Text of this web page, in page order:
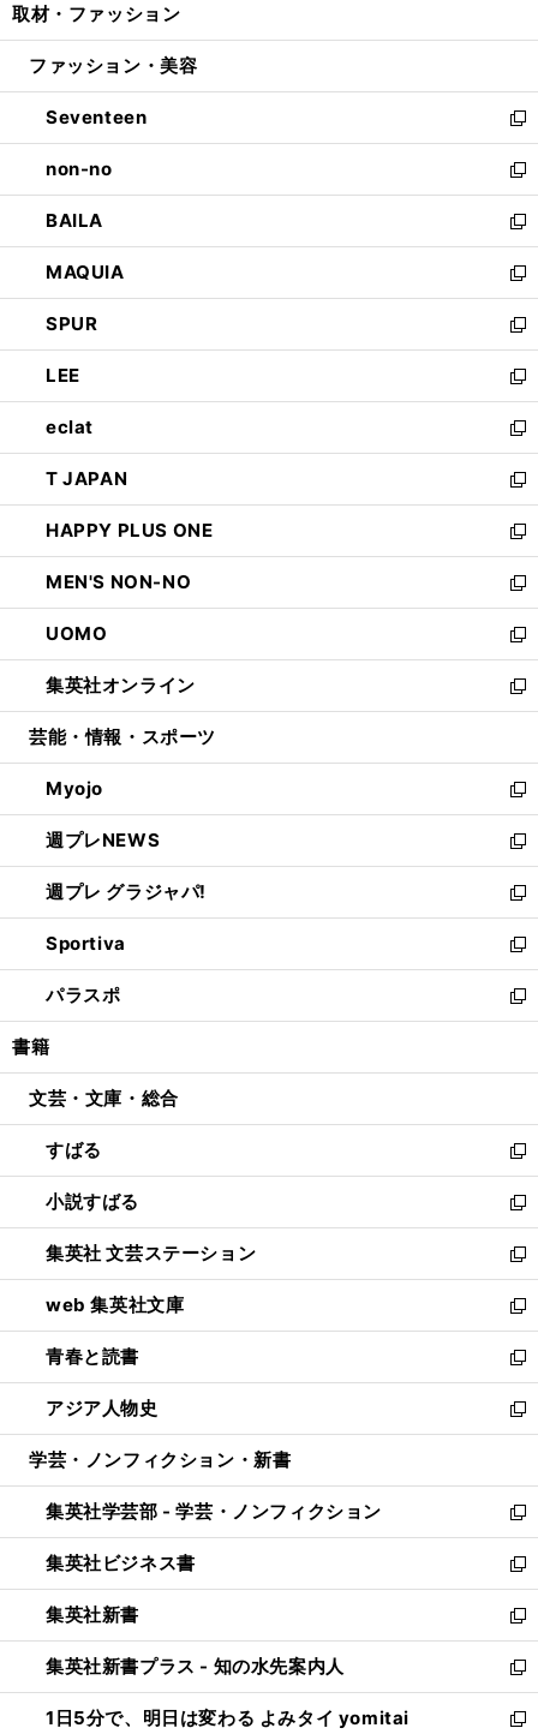
開
ウ
開
く
ン
ウ
で
開
く
ウ
ン
ド
ウ
で
開
く
取材・ファッション
ファッション・美容
Seventeen
新
し
い
ウ
ィ
ン
ド
ウ
で
開
く
non-no
新
し
い
ウ
ィ
ン
ド
ウ
で
開
く
BAILA
新
し
い
ウ
ィ
ン
ド
ウ
で
開
く
MAQUIA
新
し
い
ウ
ィ
ン
ド
ウ
で
開
く
SPUR
新
し
い
ウ
ィ
ン
ド
ウ
で
開
く
LEE
新
し
い
ウ
ィ
ン
ド
ウ
で
開
く
eclat
新
し
い
ウ
ィ
ン
ド
ウ
で
開
く
T JAPAN
新
し
い
ウ
ィ
ン
ド
ウ
で
開
HAPPY PLUS ONE
新
し
い
ウ
ィ
ン
ド
ウ
開
く
MEN'S NON-NO
新
し
い
ウ
ィ
ン
ウ
で
開
く
UOMO
新
し
い
ウ
ン
ド
ウ
で
開
く
集英社オンライン
新
し
ウ
ィ
ン
ド
ウ
で
開
く
芸能・情報・スポーツ
Myojo
新
し
い
ウ
ィ
ン
ド
ウ
で
開
週プレNEWS
新
し
い
ウ
ィ
ン
ド
ウ
開
週プレ グラジャパ!
新
し
い
ウ
ィ
ン
ウ
開
く
Sportiva
新
し
い
ウ
ン
ウ
で
開
く
パラスポ
新
し
ウ
ン
ド
ウ
で
開
く
書籍
文芸・文庫・総合
すばる
新
し
い
ウ
ィ
ン
ド
ウ
で
開
く
小説すばる
新
し
い
ウ
ィ
ン
ド
ウ
で
開
集英社 文芸ステーション
新
し
い
ウ
ィ
ン
ド
ウ
開
く
web 集英社文庫
新
し
い
ウ
ィ
ン
ウ
で
開
く
青春と読書
新
し
い
ウ
ン
ド
ウ
で
開
く
アジア人物史
新
し
ウ
ィ
ン
ド
ウ
で
開
く
学芸・ノンフィクション・新書
集英社学芸部 - 学芸・ノンフィクション
新
し
い
ウ
ィ
ン
ド
ウ
で
集英社ビジネス書
新
し
い
ウ
ィ
ン
ド
集英社新書
新
し
い
ウ
ィ
集英社新書プラス - 知の水先案内人
新
し
い
1日5分で、明日は変わる よみタイ yomitai
新